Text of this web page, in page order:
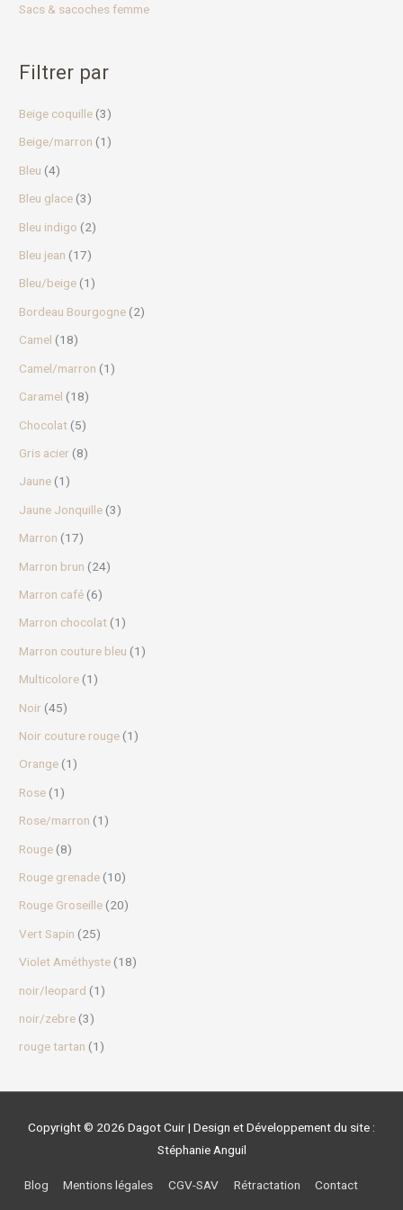
Sacs & sacoches femme
Filtrer par
Beige coquille (3)
Beige/marron (1)
Bleu (4)
Bleu glace (3)
Bleu indigo (2)
Bleu jean (17)
Bleu/beige (1)
Bordeau Bourgogne (2)
Camel (18)
Camel/marron (1)
Caramel (18)
Chocolat (5)
Gris acier (8)
Jaune (1)
Jaune Jonquille (3)
Marron (17)
Marron brun (24)
Marron café (6)
Marron chocolat (1)
Marron couture bleu (1)
Multicolore (1)
Noir (45)
Noir couture rouge (1)
Orange (1)
Rose (1)
Rose/marron (1)
Rouge (8)
Rouge grenade (10)
Rouge Groseille (20)
Vert Sapin (25)
Violet Améthyste (18)
noir/leopard (1)
noir/zebre (3)
rouge tartan (1)
Copyright © 2026 Dagot Cuir| Design et Développement du site :
Stéphanie Anguil
Blog Mentions légales CGV-SAV Rétractation Contact